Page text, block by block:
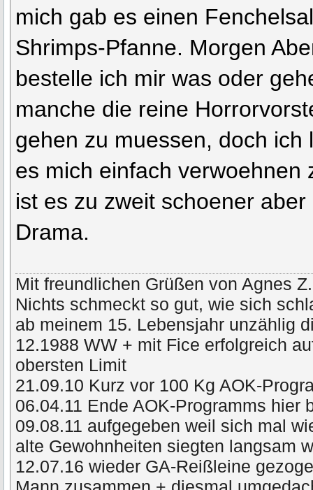
mich gab es einen
Shrimps-Pfanne. Morgen
bestelle ich mir was oder
manche die reine
gehen zu muessen, doch ich
es mich einfach verwoehnen
ist es zu zweit schoener
Drama.
Mit freundlichen Grüßen von Agnes Z.
Nichts schmeckt so gut, wie sich
ab meinem 15. Lebensjahr unzählig
12.1988 WW + mit Fice erfolgreich
obersten Limit
21.09.10 Kurz vor 100 Kg AOK-
06.04.11 Ende AOK-Programms hier
09.08.11 aufgegeben weil sich mal
alte Gewohnheiten siegten langsam
12.07.16 wieder GA-Reißleine